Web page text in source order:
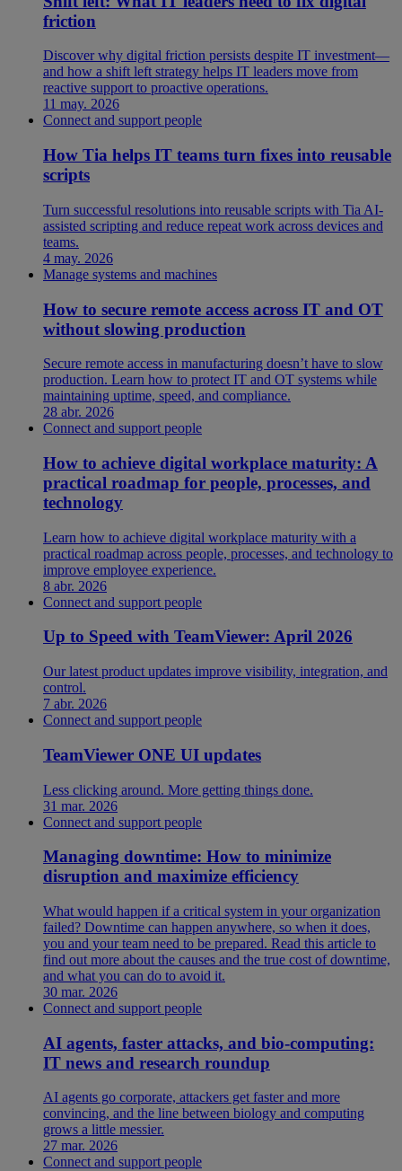
friction
Discover why digital friction persists despite IT investment—
and how a shift left strategy helps IT leaders move from
reactive support to proactive operations.
11 may. 2026
Connect and support people
How Tia helps IT teams turn fixes into reusable
scripts
Turn successful resolutions into reusable scripts with Tia AI-
assisted scripting and reduce repeat work across devices and
teams.
4 may. 2026
Manage systems and machines
How to secure remote access across IT and OT
without slowing production
Secure remote access in manufacturing doesn’t have to slow
production. Learn how to protect IT and OT systems while
maintaining uptime, speed, and compliance.
28 abr. 2026
Connect and support people
How to achieve digital workplace maturity: A
practical roadmap for people, processes, and
technology
Learn how to achieve digital workplace maturity with a
practical roadmap across people, processes, and technology to
improve employee experience.
8 abr. 2026
Connect and support people
Up to Speed with TeamViewer: April 2026
Our latest product updates improve visibility, integration, and
control.
7 abr. 2026
Connect and support people
TeamViewer ONE UI updates
Less clicking around. More getting things done.
31 mar. 2026
Connect and support people
Managing downtime: How to minimize
disruption and maximize efficiency
What would happen if a critical system in your organization
failed? Downtime can happen anywhere, so when it does,
you and your team need to be prepared. Read this article to
find out more about the causes and the true cost of downtime,
and what you can do to avoid it.
30 mar. 2026
Connect and support people
AI agents, faster attacks, and bio-computing:
IT news and research roundup
AI agents go corporate, attackers get faster and more
convincing, and the line between biology and computing
grows a little messier.
27 mar. 2026
Connect and support people